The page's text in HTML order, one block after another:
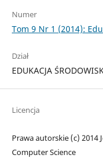
Numer
Tom 9 Nr 1 (2014):
Dział
EDUKACJA
Licencja
Prawa autorskie (c) 2014
Computer Science